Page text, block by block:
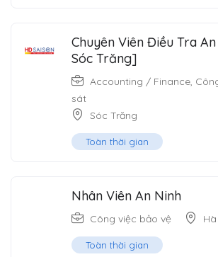
Chuyên Viên Điều Tra
Sóc Trăng]
Accounting / Finance
sát
Sóc Trăng
Toàn thời gian
Nhân Viên An Ninh
Công việc bảo vệ
Toàn thời gian